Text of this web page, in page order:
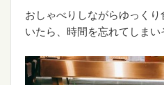
おしゃべりしながらゆっく
いたら、時間を忘れてしまい